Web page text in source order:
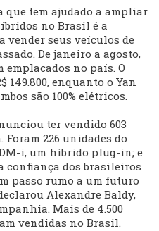
que tem ajudado a ampliar
no Brasil é a
vender seus veículos de
De janeiro a agosto,
emplacados no país. O
enquanto o Yan
são 100% elétricos.
ter vendido 603
226 unidades do
i, um híbrido plug-in; e
confiança dos brasileiros
passo rumo a um futuro
Alexandre Baldy,
Mais de 4.500
vendidas no Brasil.